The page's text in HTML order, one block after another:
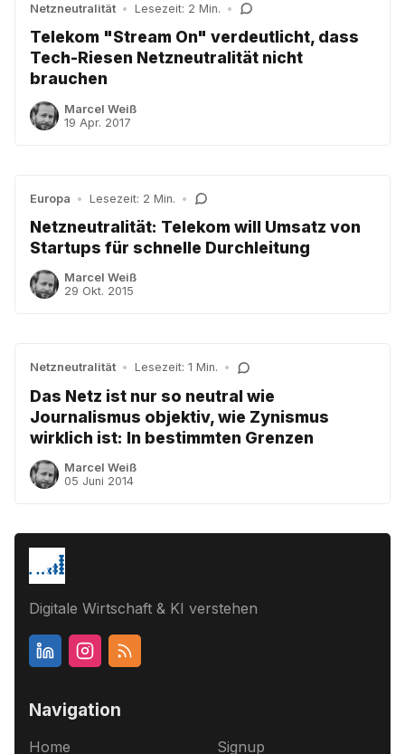
Netzneutralität • Lesezeit: 2 Min. •
Telekom "Stream On" verdeutlicht, dass
Tech-Riesen Netzneutralität nicht
brauchen
Marcel Weiß
19 Apr. 2017
Europa • Lesezeit: 2 Min. •
Netzneutralität: Telekom will Umsatz von
Startups für schnelle Durchleitung
Marcel Weiß
29 Okt. 2015
Netzneutralität • Lesezeit: 1 Min. •
Das Netz ist nur so neutral wie
Journalismus objektiv, wie Zynismus
wirklich ist: In bestimmten Grenzen
Marcel Weiß
05 Juni 2014
Digitale Wirtschaft & KI verstehen
Navigation
Home Signup